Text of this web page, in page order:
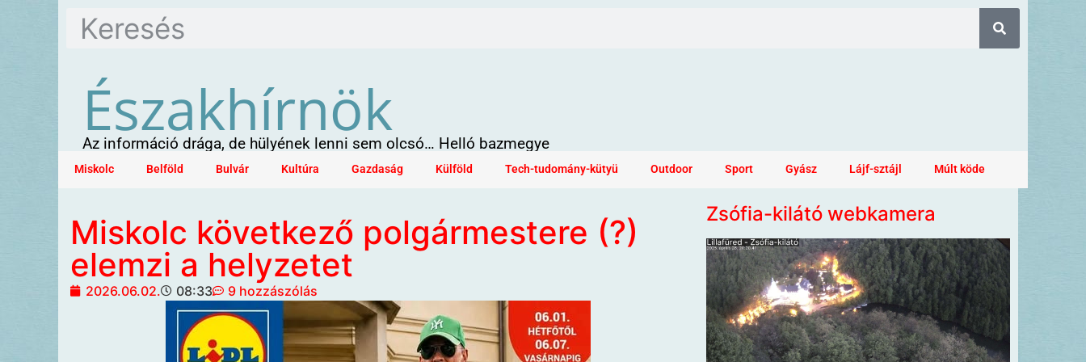
Északhírnök
Az információ drága, de hülyének lenni sem olcsó… Helló bazmegye
Miskolc Belföld Bulvár Kultúra Gazdaság Külföld Tech-tudomány-kütyü Outdoor Sport Gyász Lájf-sztájl Múlt köde
Miskolc következő polgármestere (?)
elemzi a helyzetet
2026.06.02. 08:33 9 hozzászólás
Zsófia-kilátó webkamera